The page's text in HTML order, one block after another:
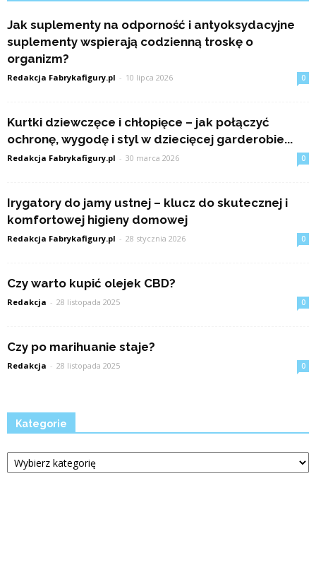
Jak suplementy na odporność i antyoksydacyjne
suplementy wspierają codzienną troskę o
organizm?
Redakcja Fabrykafigury.pl - 10 lipca 2026 0
Kurtki dziewczęce i chłopięce – jak połączyć
ochronę, wygodę i styl w dziecięcej garderobie...
Redakcja Fabrykafigury.pl - 30 marca 2026 0
Irygatory do jamy ustnej – klucz do skutecznej i
komfortowej higieny domowej
Redakcja Fabrykafigury.pl - 28 stycznia 2026 0
Czy warto kupić olejek CBD?
Redakcja - 28 listopada 2025 0
Czy po marihuanie staje?
Redakcja - 28 listopada 2025 0
Kategorie
Kategorie